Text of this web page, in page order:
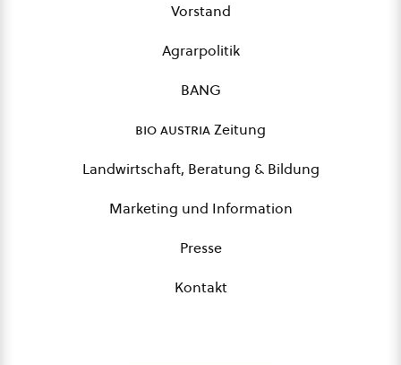
Vorstand
Agrarpolitik
BANG
bio austriaZeitung
Landwirtschaft, Beratung & Bildung
Marketing und Information
Presse
Kontakt